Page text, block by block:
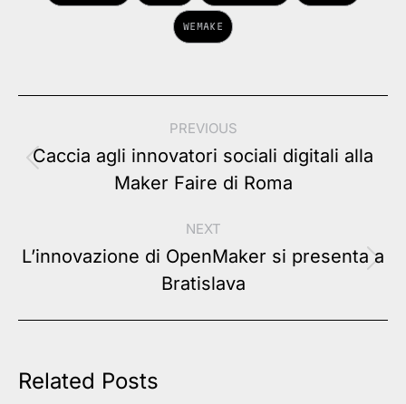
WEMAKE
navigation
PREVIOUS
Previous
post:
Caccia agli innovatori sociali digitali alla
Maker Faire di Roma
NEXT
Next
post:
L’innovazione di OpenMaker si presenta a
Bratislava
Related Posts